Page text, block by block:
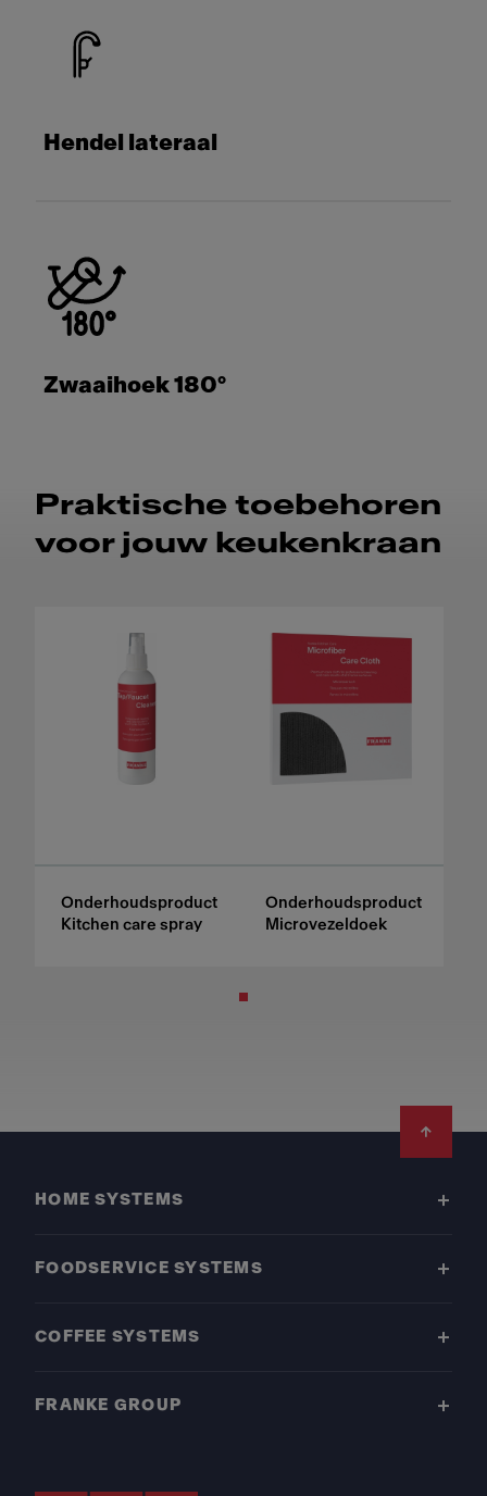
Hendel lateraal
Zwaaihoek 180°
Praktische toebehoren
voor jouw keukenkraan
Onderhoudsproduct
Kitchen care spray
Onderhoudsproduct
Microvezeldoek
HOME SYSTEMS
FOODSERVICE SYSTEMS
COFFEE SYSTEMS
FRANKE GROUP